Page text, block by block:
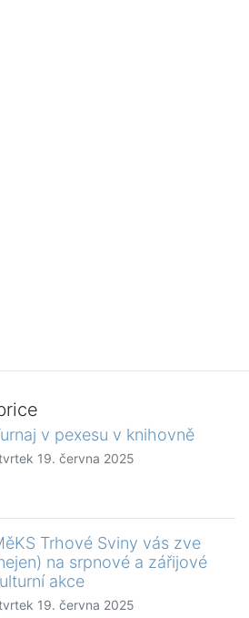
v pexesu v knihovně
19. června 2025
Trhové Sviny vás zve
na srpnové a zářijové
akce
19. června 2025